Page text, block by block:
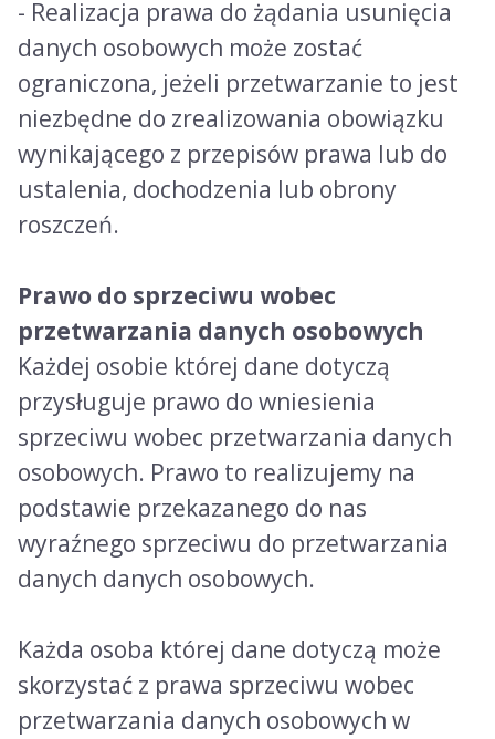
- Realizacja prawa do żądania usunięcia
danych osobowych może zostać
ograniczona, jeżeli przetwarzanie to jest
niezbędne do zrealizowania obowiązku
wynikającego z przepisów prawa lub do
ustalenia, dochodzenia lub obrony
roszczeń.
Prawo do sprzeciwu wobec
przetwarzania danych osobowych
Każdej osobie której dane dotyczą
przysługuje prawo do wniesienia
sprzeciwu wobec przetwarzania danych
osobowych. Prawo to realizujemy na
podstawie przekazanego do nas
wyraźnego sprzeciwu do przetwarzania
danych danych osobowych.
Każda osoba której dane dotyczą może
skorzystać z prawa sprzeciwu wobec
przetwarzania danych osobowych w